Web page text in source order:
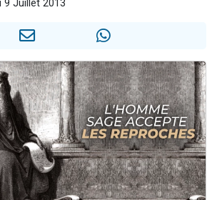
2 nouvelles musiques dans Torah-Box Music
6 personnes viennent de nous rejoindre sur WhatsApp
9 Juillet 2013